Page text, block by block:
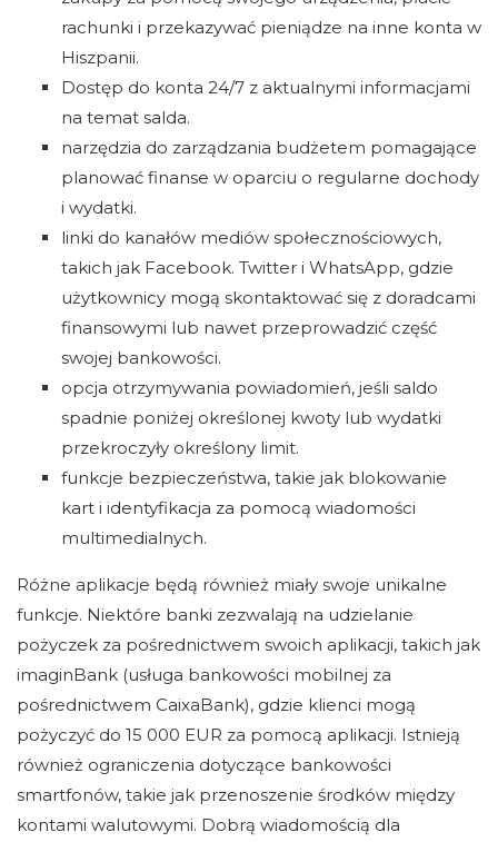
rachunki i przekazywać pieniądze na inne konta w
Hiszpanii.
Dostęp do konta 24/7 z aktualnymi informacjami
na temat salda.
narzędzia do zarządzania budżetem pomagające
planować finanse w oparciu o regularne dochody
i wydatki.
linki do kanałów mediów społecznościowych,
takich jak Facebook. Twitter i WhatsApp, gdzie
użytkownicy mogą skontaktować się z doradcami
finansowymi lub nawet przeprowadzić część
swojej bankowości.
opcja otrzymywania powiadomień, jeśli saldo
spadnie poniżej określonej kwoty lub wydatki
przekroczyły określony limit.
funkcje bezpieczeństwa, takie jak blokowanie
kart i identyfikacja za pomocą wiadomości
multimedialnych.
Różne aplikacje będą również miały swoje unikalne
funkcje. Niektóre banki zezwalają na udzielanie
pożyczek za pośrednictwem swoich aplikacji, takich jak
imaginBank (usługa bankowości mobilnej za
pośrednictwem CaixaBank), gdzie klienci mogą
pożyczyć do 15 000 EUR za pomocą aplikacji. Istnieją
również ograniczenia dotyczące bankowości
smartfonów, takie jak przenoszenie środków między
kontami walutowymi. Dobrą wiadomością dla